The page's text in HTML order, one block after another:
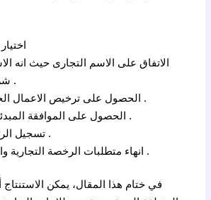
الاتفاق على الاسم التجارى حيث انه
شركة عن اخرى .
الحصول على ترخيص الاعمال الخاص بالشركة .
الحصول على الموافقة المبدئية لبدء العمل .
تسجيل الرخصة التجارية .
انهاء متطلبات الرخصة التجارية والحصول عليها .
في ختام هذا المقال، يمكن